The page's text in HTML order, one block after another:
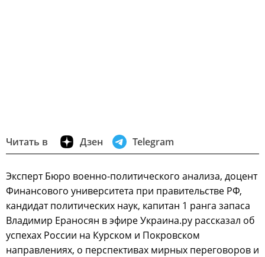
Читать в Дзен Telegram
Эксперт Бюро военно-политического анализа, доцент
Финансового университета при правительстве РФ,
кандидат политических наук, капитан 1 ранга запаса
Владимир Ераносян в эфире Украина.ру рассказал об
успехах России на Курском и Покровском
направлениях, о перспективах мирных переговоров и